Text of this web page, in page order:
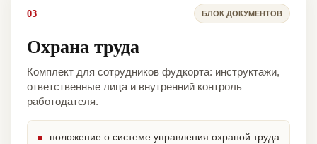
03 БЛОК ДОКУМЕНТОВ
Охрана труда
Комплект для сотрудников фудкорта: инструктажи,
ответственные лица и внутренний контроль
работодателя.
положение о системе управления охраной труда